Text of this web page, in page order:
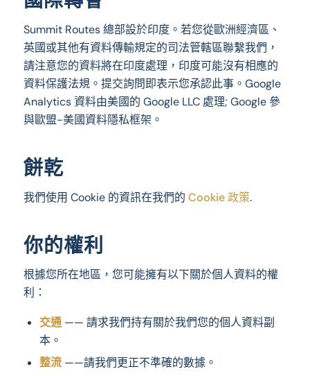
Summit Routes 總部設於印度。若您從歐洲經濟區、
英國或其他有資料傳輸規定的司法管轄區聯繫我們，
請注意您的資料將在印度處理，印度可能沒有相應的
資料保護法規。提交詢問即表示您承認此事。Google
Analytics 資料由美國的 Google LLC 處理; Google 參
與歐盟-美國資料隱私框架。
餅乾
我們使用 Cookie 的資訊在我們的 Cookie 政策.
你的權利
根據您所在地區，您可能擁有以下關於個人資料的權
利：
交通—— 請求我們持有關於我們您的個人資料副
本。
整流——請我們更正不準確的數據。